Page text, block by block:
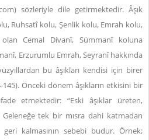
) sözleriyle dile getirmektedir. Âşık
Ruhsatî kolu, Şenlik kolu, Emrah kolu,
Cemal Divanî, Sümmanî koluna
Erzurumlu Emrah, Seyranî hakkında
bu âşıkları kendisi için birer
Önceki dönem âşıkların etkisini bir
etmektedir: “Eski âşıklar üreten,
tek bir mısra dahi katmadan
kalmasının sebebi budur. Örnek;